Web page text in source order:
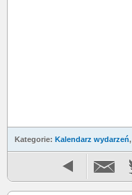
Kategorie: Kalendarz wydarzeń,